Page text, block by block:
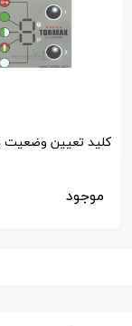
کلید تعیین وضعیت
موجود